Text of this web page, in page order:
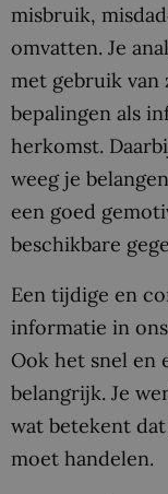
misbruik,
omvatten. Je
met gebruik
bepalingen als
herkomst.
weeg je
een goed
beschikbare
Een tijdige en
informatie in
Ook het snel en
belangrijk. Je
wat betekent
moet handelen.